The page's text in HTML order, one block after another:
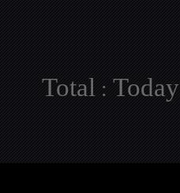
Total :Today